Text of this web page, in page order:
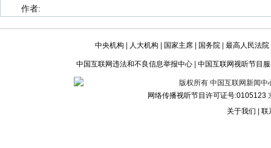
作者:
中央机构 人大机构 国家主席 国务院 最高人民法院
中国互联网违法和不良信息举报中心 中国互联网视听节目
版权所有 中国互联网新闻
网络传播视听节目许可证号:0105123
关于我们
联